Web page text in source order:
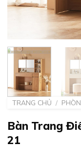
TRANG CHỦ /
Bàn Trang
21